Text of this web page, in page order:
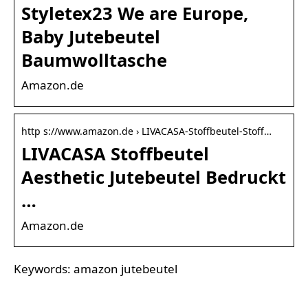
Styletex23 We are Europe,
Baby Jutebeutel
Baumwolltasche
Amazon.de
http s://www.amazon.de › LIVACASA-Stoffbeutel-Stoff…
LIVACASA Stoffbeutel
Aesthetic Jutebeutel Bedruckt
…
Amazon.de
Keywords: amazon jutebeutel